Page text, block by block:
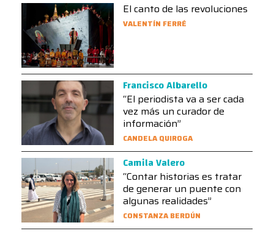
El canto de las revoluciones
VALENTÍN FERRÉ
Francisco Albarello
“El periodista va a ser cada
vez más un curador de
información”
CANDELA QUIROGA
Camila Valero
“Contar historias es tratar
de generar un puente con
algunas realidades”
CONSTANZA BERDÚN